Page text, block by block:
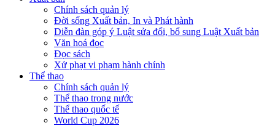
Chính sách quản lý
Đời sống Xuất bản, In và Phát hành
Diễn đàn góp ý Luật sửa đổi, bổ sung Luật Xuất bản
Văn hoá đọc
Đọc sách
Xử phạt vi phạm hành chính
Thể thao
Chính sách quản lý
Thể thao trong nước
Thể thao quốc tế
World Cup 2026